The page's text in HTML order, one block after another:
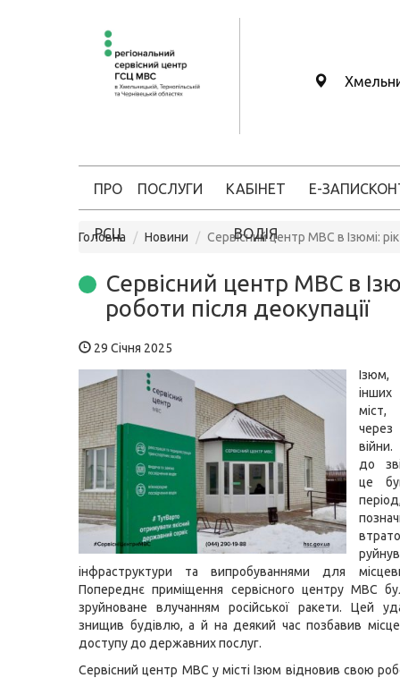
ПРО
РСЦ
ПОСЛУГИ КАБІНЕТ
ВОДІЯ
Е-ЗАПИС
Головна Новини Сервісний центр МВС в Ізюмі:
Сервісний центр МВС в
роботи після деокупації
29 Січня 2025
Ізюм,
інших
війни.
до
це
інфраструктури та випробуваннями для
Попереднє приміщення сервісного центру МВС
зруйноване влучанням російської ракети. Цей
знищив будівлю, а й на деякий час позбавив
доступу до державних послуг.
Сервісний центр МВС у місті Ізюм відновив свою